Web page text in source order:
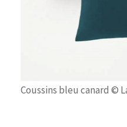
Coussins bleu canard ©